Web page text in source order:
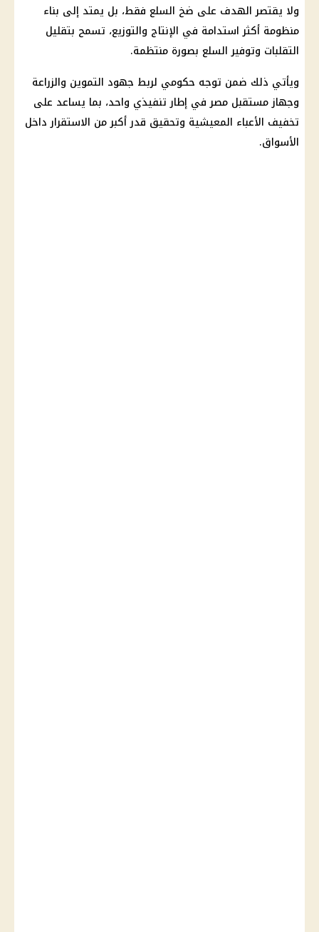
ولا يقتصر الهدف على ضخ السلع فقط، بل يمتد إلى بناء
منظومة أكثر استدامة في الإنتاج والتوزيع، تسمح بتقليل
التقلبات وتوفير السلع بصورة منتظمة.
ويأتي ذلك ضمن توجه حكومي لربط جهود التموين والزراعة
وجهاز مستقبل مصر في إطار تنفيذي واحد، بما يساعد على
تخفيف الأعباء المعيشية وتحقيق قدر أكبر من الاستقرار داخل
الأسواق.